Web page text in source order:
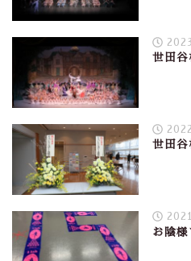
世田
世田谷
2021
お陰